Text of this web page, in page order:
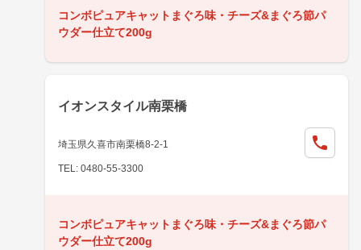
コンボピュアキャットまぐろ味・チーズ&まぐろ節パ
ウダー仕立て200g
イオンスタイル南栗橋
埼玉県久喜市南栗橋8-2-1
TEL: 0480-55-3300
コンボピュアキャットまぐろ味・チーズ&まぐろ節パ
ウダー仕立て200g